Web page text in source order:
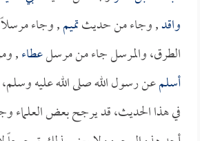
واقد, وجاء من حديثتميم, وجاء
الطرق، والمرسل جاء من مرسلعطاء,
أسلمعن رسول الله صلى الله عليه
في هذا الحديث، قد يرجح بعض العلماء